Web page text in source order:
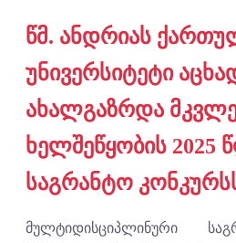
წმ. ანდრიას
უნივერსიტეტი
ახალგაზრდა
ხელშეწყობის 2025
საგრანტო
მულტიდისციპლინური